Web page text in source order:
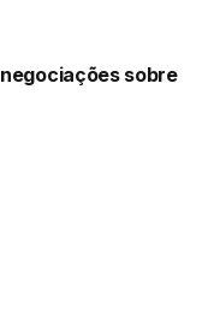
negociações sobre